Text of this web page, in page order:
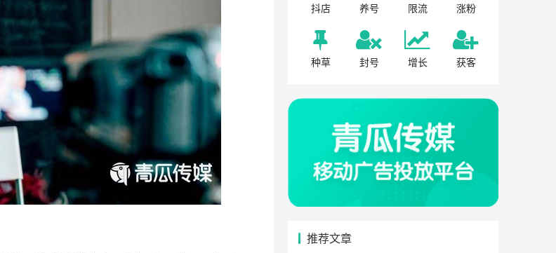
抖店 养号 限流 涨粉
种草 封号 增长 获客
推荐文章